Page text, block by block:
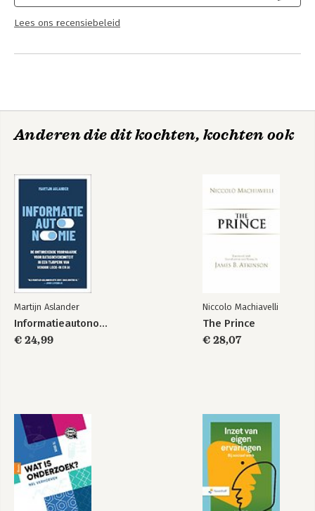
Lees ons recensiebeleid
Anderen die dit kochten, kochten ook
Martijn Aslander
Informatieautonomie
€ 24,99
Niccolo Machiavelli
The Prince
€ 28,07